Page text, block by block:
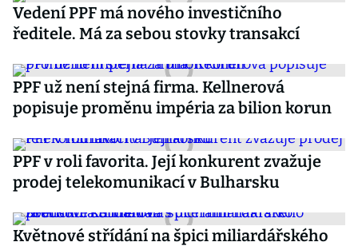
Vedení PPF má nového investičního
ředitele. Má za sebou stovky transakcí
PPF už není stejná firma. Kellnerová
popisuje proměnu impéria za bilion korun
PPF v roli favorita. Její konkurent zvažuje
prodej telekomunikací v Bulharsku
Květnové střídání na špici miliardářského